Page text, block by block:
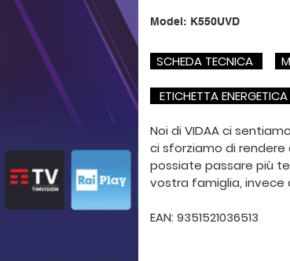
Model: SKU
K550UVD
K550UVD
SCHEDA TECNICA
ETICHETTA ENERGETICA
Noi di VIDAA ci
ci sforziamo di rendere
possiate passare più
vostra famiglia, invece
EAN: 9351521036513